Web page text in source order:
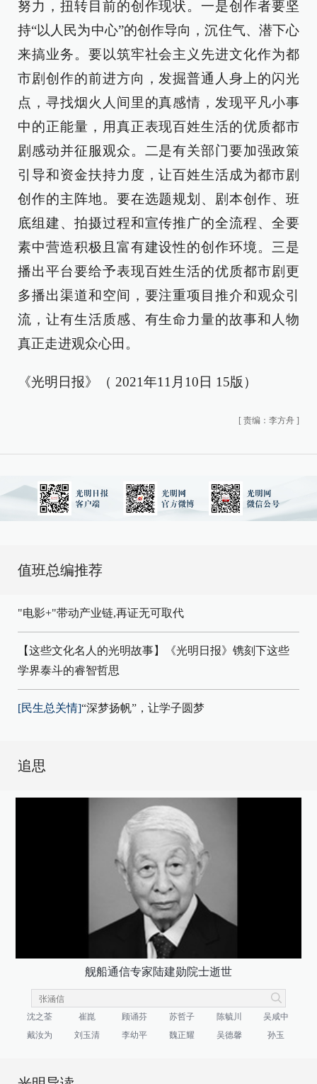
努力，扭转目前的创作现状。一是创作者要坚
持“以人民为中心”的创作导向，沉住气、潜下心
来搞业务。要以筑牢社会主义先进文化作为都
市剧创作的前进方向，发掘普通人身上的闪光
点，寻找烟火人间里的真感情，发现平凡小事
中的正能量，用真正表现百姓生活的优质都市
剧感动并征服观众。二是有关部门要加强政策
引导和资金扶持力度，让百姓生活成为都市剧
创作的主阵地。要在选题规划、剧本创作、班
底组建、拍摄过程和宣传推广的全流程、全要
素中营造积极且富有建设性的创作环境。三是
播出平台要给予表现百姓生活的优质都市剧更
多播出渠道和空间，要注重项目推介和观众引
流，让有生活质感、有生命力量的故事和人物
真正走进观众心田。
《光明日报》（ 2021年11月10日 15版）
[ 责编：李方舟 ]
值班总编推荐
"电影+"带动产业链,再证无可取代
【这些文化名人的光明故事】《光明日报》镌刻下这些
学界泰斗的睿智哲思
[民生总关情]“深梦扬帆”，让学子圆梦
追思
舰船通信专家陆建勋院士逝世
沈之荃 崔崑 顾诵芬 苏哲子 陈毓川
吴咸中
戴汝为
刘玉清 李幼平 魏正耀 吴德馨 孙玉